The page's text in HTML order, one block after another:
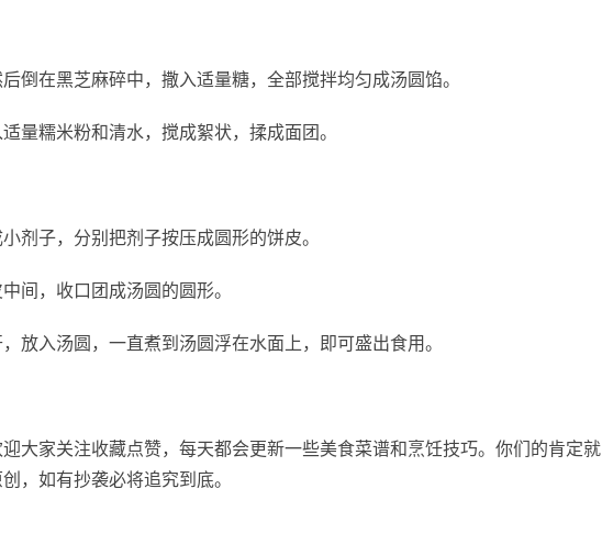
倒在黑芝麻碎中，撒入适量糖，全部搅拌均匀成汤圆馅。
量糯米粉和清水，搅成絮状，揉成面团。
剂子，分别把剂子按压成圆形的饼皮。
间，收口团成汤圆的圆形。
放入汤圆，一直煮到汤圆浮在水面上，即可盛出食用。
大家关注收藏点赞，每天都会更新一些美食菜谱和烹饪技巧。你们的肯定就
，如有抄袭必将追究到底。